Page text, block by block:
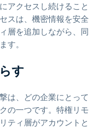
アクセスし続けること
スは、機密情報を安全
層を追加しながら、同
す。
す
は、どの企業にとって
の一つです。特権リモ
ティ層がアカウントと